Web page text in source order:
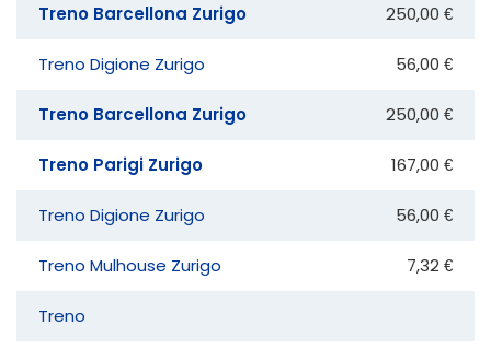
Treno Barcellona Zurigo 250,00 €
Treno Digione Zurigo 56,00 €
Treno Barcellona Zurigo 250,00 €
Treno Parigi Zurigo 167,00 €
Treno Digione Zurigo 56,00 €
Treno Mulhouse Zurigo 7,32 €
Treno